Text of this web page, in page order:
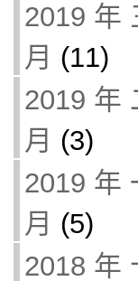
2019 年
月 (11)
2019 年
月 (3)
2019 年
月 (5)
2018 年